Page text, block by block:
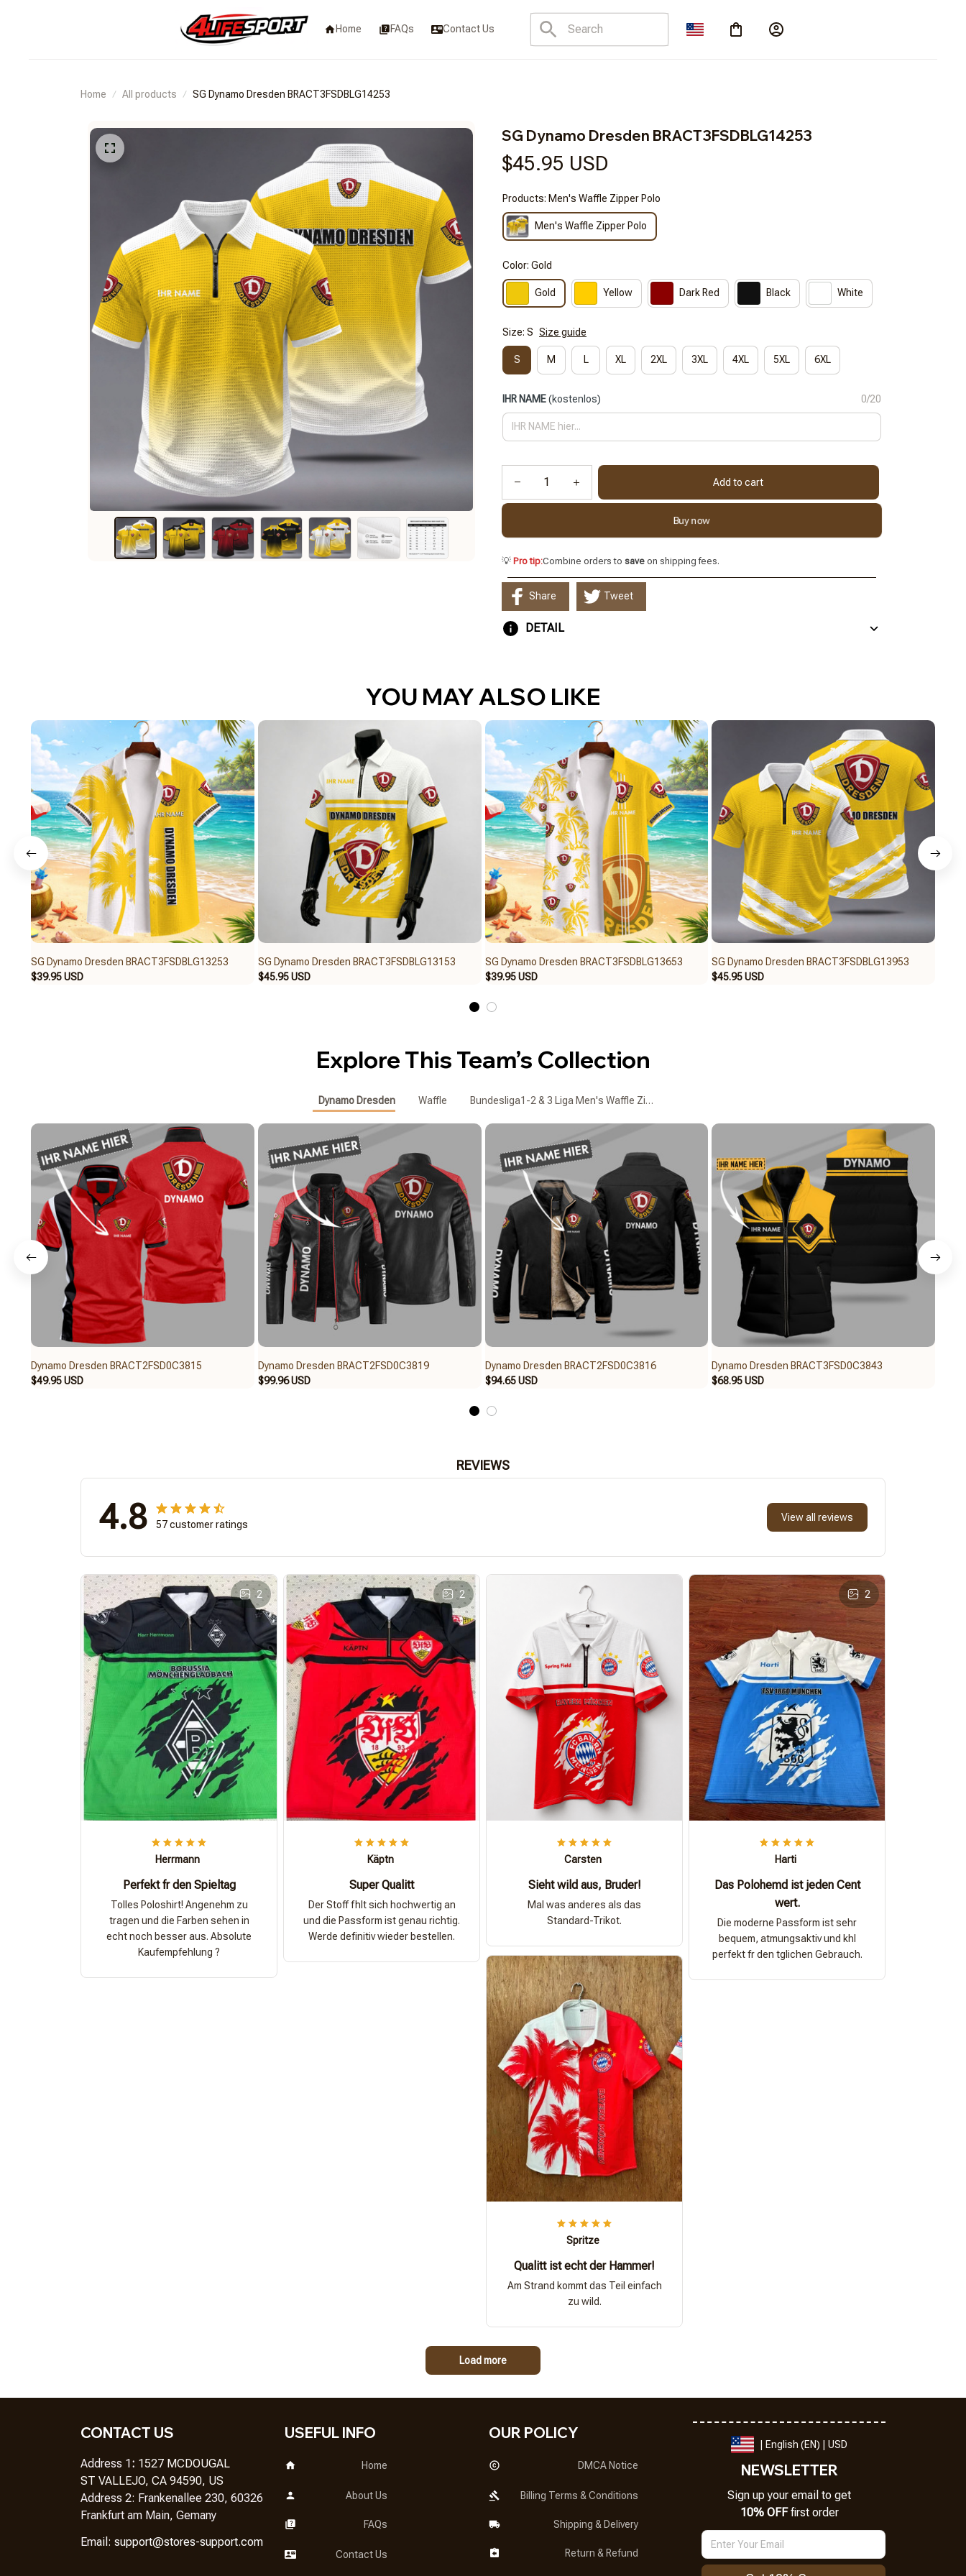
Home FAQs Contact Us
Home All products SG Dynamo Dresden BRACT3FSDBLG14253
SG Dynamo Dresden BRACT3FSDBLG14253
$45.95 USD
Products: Men's Waffle Zipper Polo
Men's Waffle Zipper Polo
Color: Gold
Gold Yellow Dark Red Black White
Size: S Size guide
S M L XL 2XL 3XL 4XL 5XL 6XL
IHR NAME(kostenlos) 0/20
Add to cart
Buy now
💡 Pro tip:Combine orders to save on shipping fees.
Share Tweet
DETAIL
YOU MAY ALSO LIKE
SG Dynamo Dresden BRACT3FSDBLG13253
$39.95 USD
SG Dynamo Dresden BRACT3FSDBLG13153
$45.95 USD
SG Dynamo Dresden BRACT3FSDBLG13653
$39.95 USD
SG Dynamo Dresden BRACT3FSDBLG13953
$45.95 USD
Explore This Team’s Collection
Dynamo Dresden Waffle Bundesliga1-2 & 3 Liga Men's Waffle Zipper Polo
Dynamo Dresden BRACT2FSD0C3815
$49.95 USD
Dynamo Dresden BRACT2FSD0C3819
$99.96 USD
Dynamo Dresden BRACT2FSD0C3816
$94.65 USD
Dynamo Dresden BRACT3FSD0C3843
$68.95 USD
REVIEWS
4.8 57 customer ratings
View all reviews
2
Herrmann
Perfekt fr den Spieltag
Tolles Poloshirt! Angenehm zu
tragen und die Farben sehen in
echt noch besser aus. Absolute
Kaufempfehlung ?
2
Käptn
Super Qualitt
Der Stoff fhlt sich hochwertig an
und die Passform ist genau richtig.
Werde definitiv wieder bestellen.
Carsten
Sieht wild aus, Bruder!
Mal was anderes als das
Standard-Trikot.
2
Harti
Das Polohemd ist jeden Cent
wert.
Die moderne Passform ist sehr
bequem, atmungsaktiv und khl
perfekt fr den tglichen Gebrauch.
Spritze
Qualitt ist echt der Hammer!
Am Strand kommt das Teil einfach
zu wild.
Load more
CONTACT US
Address 1: 1527 MCDOUGAL
ST VALLEJO, CA 94590, US
Address 2: Frankenallee 230, 60326
Frankfurt am Main, Gemany
Email: support@stores-support.com
USEFUL INFO
Home
About Us
FAQs
Contact Us
OUR POLICY
DMCA Notice
Billing Terms & Conditions
Shipping & Delivery
Return & Refund
| English (EN) | USD
NEWSLETTER
Sign up your email to get
10% OFF first order